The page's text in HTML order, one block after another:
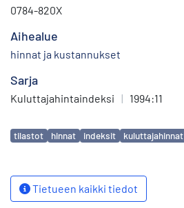
0784-820X
Aihealue
hinnat ja kustannukset
Sarja
Kuluttajahintaindeksi | 1994:11
Avainsanat
tilastot hinnat indeksit kuluttajahinnat
Tietueen kaikki tiedot